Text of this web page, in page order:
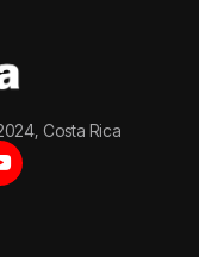
Costa Rica